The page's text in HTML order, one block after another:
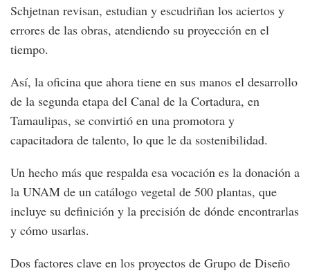
Schjetnan revisan, estudian y escudriñan los aciertos y
errores de las obras, atendiendo su proyección en el
tiempo.
Así, la oficina que ahora tiene en sus manos el desarrollo
de la segunda etapa del Canal de la Cortadura, en
Tamaulipas, se convirtió en una promotora y
capacitadora de talento, lo que le da sostenibilidad.
Un hecho más que respalda esa vocación es la donación a
la UNAM de un catálogo vegetal de 500 plantas, que
incluye su definición y la precisión de dónde encontrarlas
y cómo usarlas.
Dos factores clave en los proyectos de Grupo de Diseño